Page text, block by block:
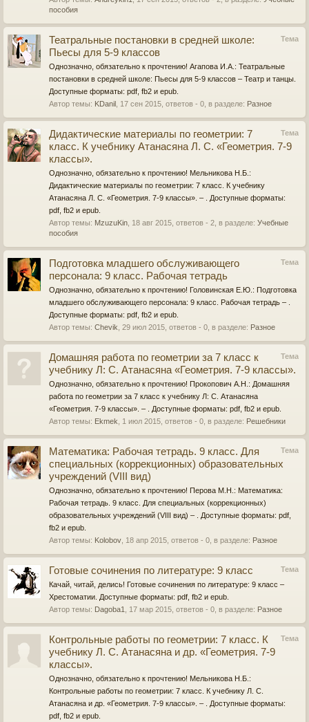
пособия
Тема
Театральные постановки в средней школе:
Пьесы для 5-9 классов
Однозначно, обязательно к прочтению! Агапова И.А.: Театральные
постановки в средней школе: Пьесы для 5-9 классов – Театр и танцы.
Доступные форматы: pdf, fb2 и epub.
Автор темы: KDanil 17 сен 2015 , ответов - 0, в разделе: Разное
Тема
Дидактические материалы по геометрии: 7
класс. К учебнику Атанасяна Л. С. «Геометрия. 7-9
классы».
Однозначно, обязательно к прочтению! Мельникова Н.Б.:
Дидактические материалы по геометрии: 7 класс. К учебнику
Атанасяна Л. С. «Геометрия. 7-9 классы». – . Доступные форматы:
pdf, fb2 и epub.
Автор темы: MzuzuKin 18 авг 2015 , ответов - 2, в разделе: Учебные
пособия
Тема
Подготовка младшего обслуживающего
персонала: 9 класс. Рабочая тетрадь
Однозначно, обязательно к прочтению! Головинская Е.Ю.: Подготовка
младшего обслуживающего персонала: 9 класс. Рабочая тетрадь – .
Доступные форматы: pdf, fb2 и epub.
Автор темы: Chevik 29 июл 2015 , ответов - 0, в разделе: Разное
Тема
Домашняя работа по геометрии за 7 класс к
учебнику Л: С. Атанасяна «Геометрия. 7-9 классы».
Однозначно, обязательно к прочтению! Прокопович А.Н.: Домашняя
работа по геометрии за 7 класс к учебнику Л: С. Атанасяна
«Геометрия. 7-9 классы». – . Доступные форматы: pdf, fb2 и epub.
Автор темы: Ekmek 1 июл 2015 , ответов - 0, в разделе: Решебники
Тема
Математика: Рабочая тетрадь. 9 класс. Для
специальных (коррекционных) образовательных
учреждений (VIII вид)
Однозначно, обязательно к прочтению! Перова М.Н.: Математика:
Рабочая тетрадь. 9 класс. Для специальных (коррекционных)
образовательных учреждений (VIII вид) – . Доступные форматы: pdf,
fb2 и epub.
Автор темы: Kolobov 18 апр 2015 , ответов - 0, в разделе: Разное
Тема
Готовые сочинения по литературе: 9 класс
Качай, читай, делись! Готовые сочинения по литературе: 9 класс –
Хрестоматии. Доступные форматы: pdf, fb2 и epub.
Автор темы: Dagoba1 17 мар 2015 , ответов - 0, в разделе: Разное
Тема
Контрольные работы по геометрии: 7 класс. К
учебнику Л. С. Атанасяна и др. «Геометрия. 7-9
классы».
Однозначно, обязательно к прочтению! Мельникова Н.Б.:
Контрольные работы по геометрии: 7 класс. К учебнику Л. С.
Атанасяна и др. «Геометрия. 7-9 классы». – . Доступные форматы:
pdf, fb2 и epub.